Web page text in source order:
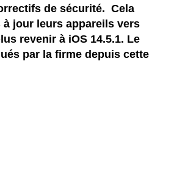
de sécurité. Cela
jour leurs appareils vers
revenir à iOS 14.5.1. Le
par la firme depuis cette